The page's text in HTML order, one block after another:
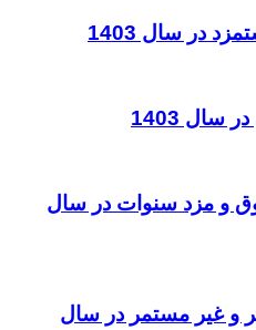
در سال 1403
پایه حقوق و مزد سنوات در سال
و غیر مستمر در سال